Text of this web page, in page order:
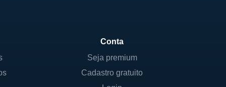
Conta
Seja premium
Cadastro gratuito